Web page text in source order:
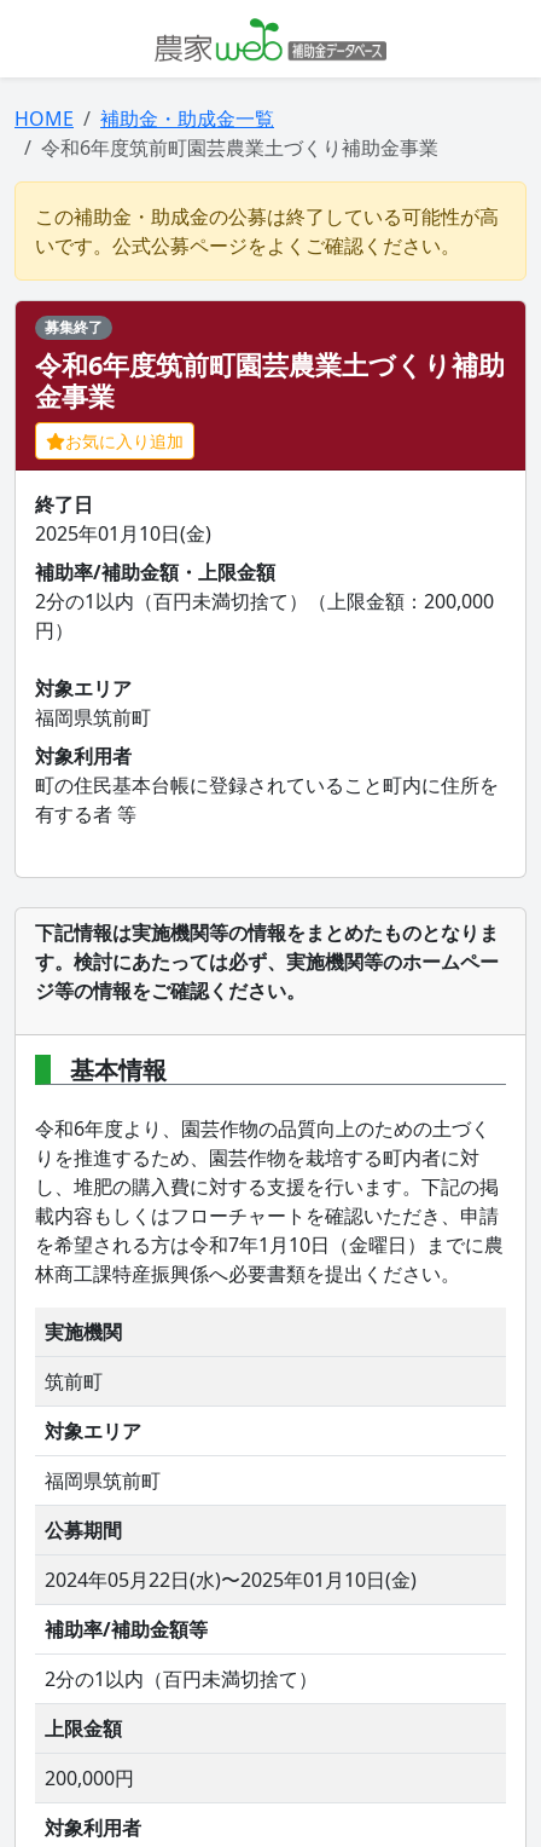
HOME
補助金・助成金一覧
令和6年度筑前町園芸農業土づくり補助金事業
この補助金・助成金の公募は終了している可能性が高
いです。公式公募ページをよくご確認ください。
募集終了
令和6年度筑前町園芸農業土づくり補助
金事業
お気に入り追加
終了日
2025年01月10日(金)
補助率/補助金額・上限金額
2分の1以内（百円未満切捨て）（上限金額：200,000
円）
対象エリア
福岡県筑前町
対象利用者
町の住民基本台帳に登録されていること町内に住所を
有する者 等
下記情報は実施機関等の情報をまとめたものとなりま
す。検討にあたっては必ず、実施機関等のホームペー
ジ等の情報をご確認ください。
基本情報
令和6年度より、園芸作物の品質向上のための土づく
りを推進するため、園芸作物を栽培する町内者に対
し、堆肥の購入費に対する支援を行います。下記の掲
載内容もしくはフローチャートを確認いただき、申請
を希望される方は令和7年1月10日（金曜日）までに農
林商工課特産振興係へ必要書類を提出ください。
実施機関
筑前町
対象エリア
福岡県筑前町
公募期間
2024年05月22日(水)〜2025年01月10日(金)
補助率/補助金額等
2分の1以内（百円未満切捨て）
上限金額
200,000円
対象利用者